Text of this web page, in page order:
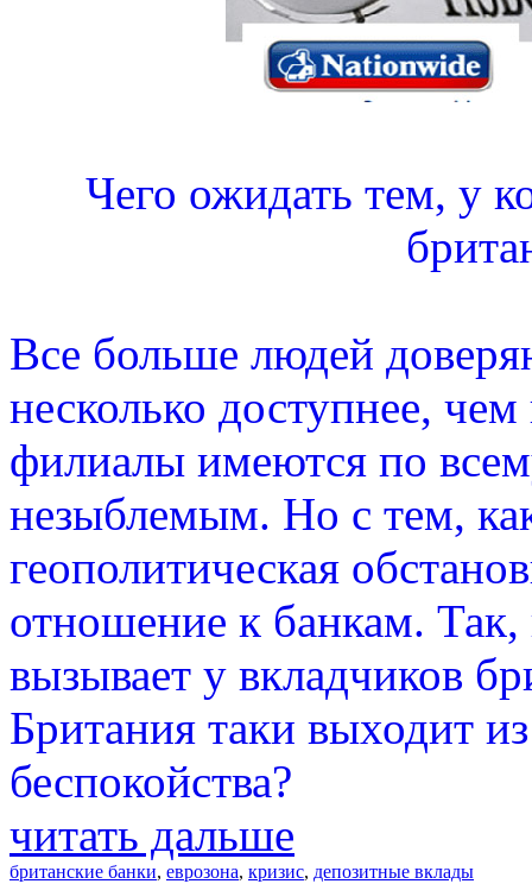
Чего ожидать тем, у
Все больше людей
несколько доступнее,
филиалы имеются по
незыблемым. Но с тем,
геополитическая
отношение к банкам.
вызывает у вкладчиков
Британия таки выходит
беспокойства?
читать дальше
британские банки, еврозона, кризис, депозитные вклады